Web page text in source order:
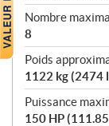
Nombre
8
Poids
1122 kg (2474
Puissance
150 HP